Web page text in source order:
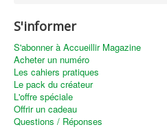
Recevoir les annonces
S'informer
S'abonner à Accueillir Magazine
Acheter un numéro
Les cahiers pratiques
Le pack du créateur
L'offre spéciale
Offrir un cadeau
Questions / Réponses